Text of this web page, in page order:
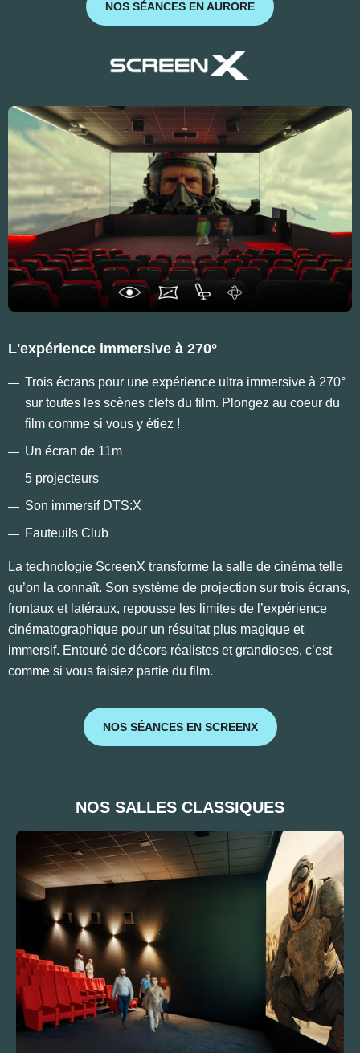
NOS SÉANCES EN AURORE
L'expérience immersive à 270°
Trois écrans pour une expérience ultra immersive à 270°
sur toutes les scènes clefs du film. Plongez au coeur du
film comme si vous y étiez !
Un écran de 11m
5 projecteurs
Son immersif DTS:X
Fauteuils Club
La technologie ScreenX transforme la salle de cinéma telle
qu’on la connaît. Son système de projection sur trois écrans,
frontaux et latéraux, repousse les limites de l’expérience
cinématographique pour un résultat plus magique et
immersif. Entouré de décors réalistes et grandioses, c’est
comme si vous faisiez partie du film.
NOS SÉANCES EN SCREENX
NOS SALLES CLASSIQUES